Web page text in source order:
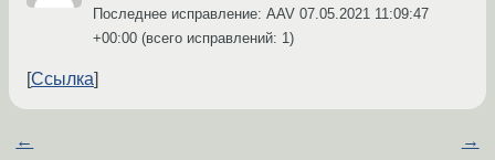
Последнее исправление: AAV 07.05.2021 11:09:47
+00:00 (всего исправлений: 1)
Ссылка
← →